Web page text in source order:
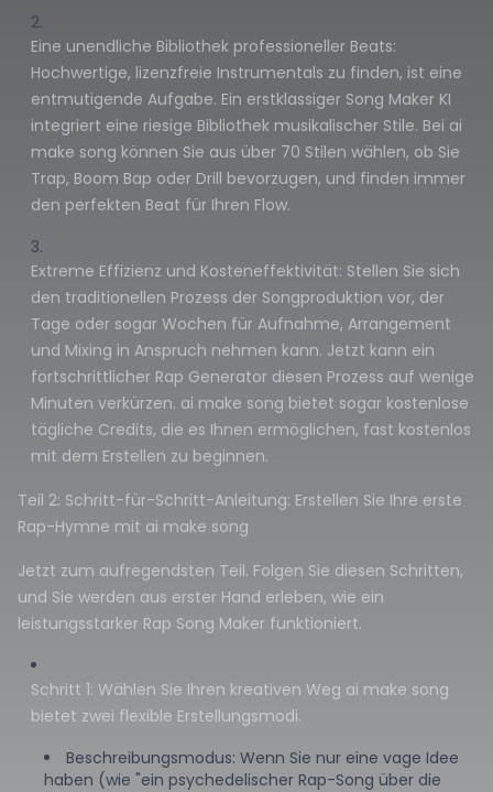
Eine unendliche Bibliothek professioneller Beats:
Hochwertige, lizenzfreie Instrumentals zu finden, ist eine
entmutigende Aufgabe. Ein erstklassiger Song Maker KI
integriert eine riesige Bibliothek musikalischer Stile. Bei ai
make song können Sie aus über 70 Stilen wählen, ob Sie
Trap, Boom Bap oder Drill bevorzugen, und finden immer
den perfekten Beat für Ihren Flow.
Extreme Effizienz und Kosteneffektivität: Stellen Sie sich
den traditionellen Prozess der Songproduktion vor, der
Tage oder sogar Wochen für Aufnahme, Arrangement
und Mixing in Anspruch nehmen kann. Jetzt kann ein
fortschrittlicher Rap Generator diesen Prozess auf wenige
Minuten verkürzen. ai make song bietet sogar kostenlose
tägliche Credits, die es Ihnen ermöglichen, fast kostenlos
mit dem Erstellen zu beginnen.
Teil 2: Schritt-für-Schritt-Anleitung: Erstellen Sie Ihre erste
Rap-Hymne mit ai make song
Jetzt zum aufregendsten Teil. Folgen Sie diesen Schritten,
und Sie werden aus erster Hand erleben, wie ein
leistungsstarker Rap Song Maker funktioniert.
Schritt 1: Wählen Sie Ihren kreativen Weg ai make song
bietet zwei flexible Erstellungsmodi.
Beschreibungsmodus: Wenn Sie nur eine vage Idee
haben (wie "ein psychedelischer Rap-Song über die